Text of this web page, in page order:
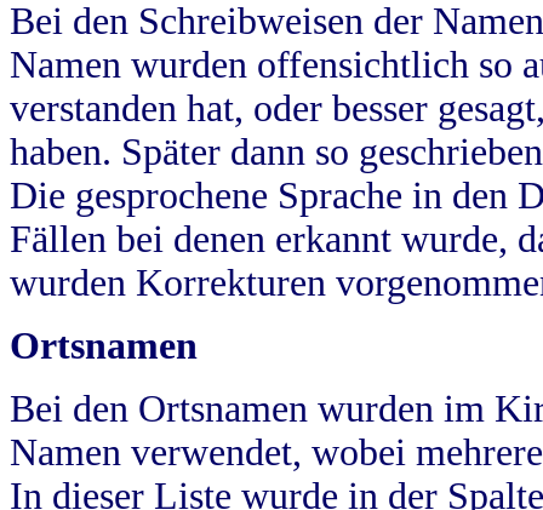
Bei den Schreibweisen der
Namen wurden offensichtlich so
verstanden hat, oder besser
haben. Später dann so
Die gesprochene Sprache in
Fällen bei denen erkannt wurde,
wurden Korrekturen
Ortsnamen
Bei den Ortsnamen wurden im
Namen verwendet, wobei
In dieser Liste wurde in der